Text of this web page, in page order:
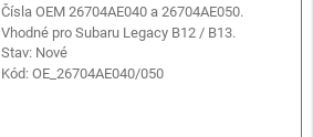
Čísla OEM 26704AE040 a 26704AE050.
Vhodné pro Subaru Legacy B12 / B13.
Stav: Nové
Kód:OE_26704AE040/050